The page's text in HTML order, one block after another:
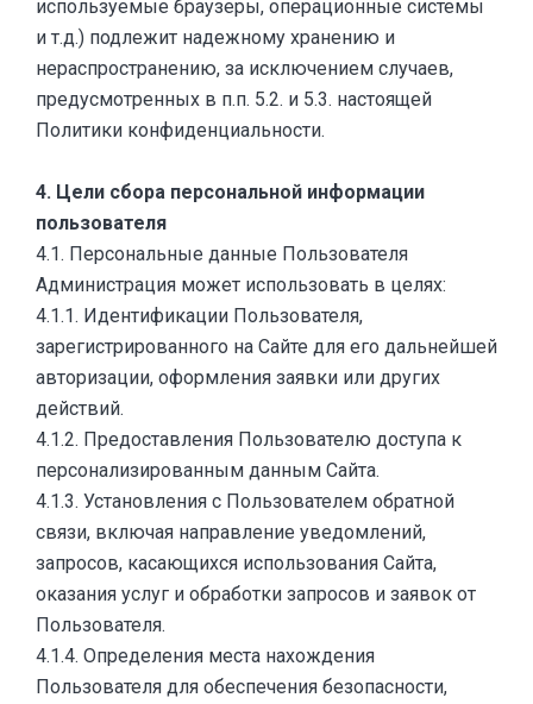
используемые браузеры, операционные системы
и т.д.) подлежит надежному хранению и
нераспространению, за исключением случаев,
предусмотренных в п.п. 5.2. и 5.3. настоящей
Политики конфиденциальности.
4. Цели сбора персональной информации
пользователя
4.1. Персональные данные Пользователя
Администрация может использовать в целях:
4.1.1. Идентификации Пользователя,
зарегистрированного на Сайте для его дальнейшей
авторизации, оформления заявки или других
действий.
4.1.2. Предоставления Пользователю доступа к
персонализированным данным Сайта.
4.1.3. Установления с Пользователем обратной
связи, включая направление уведомлений,
запросов, касающихся использования Сайта,
оказания услуг и обработки запросов и заявок от
Пользователя.
4.1.4. Определения места нахождения
Пользователя для обеспечения безопасности,